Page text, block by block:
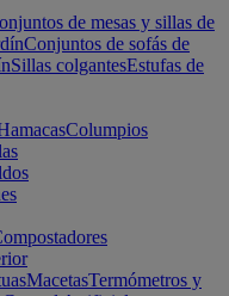
de mesas y sillas de
Conjuntos de sofás de
Sillas colgantesEstufas de
Columpios
MacetasTermómetros y